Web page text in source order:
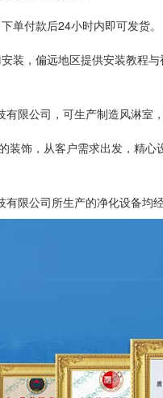
单付款后24小时内即可发货。
装，偏远地区提供安装教程与
有限公司，可生产制造风淋室
装饰，从客户需求出发，精
有限公司所生产的净化设备均